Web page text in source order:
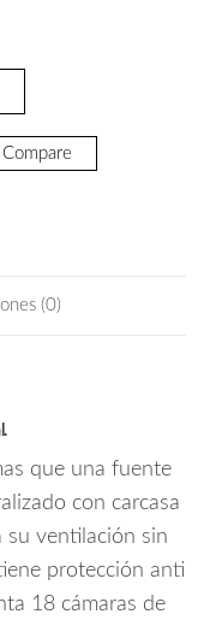
Compare
(0)
que una fuente
con carcasa
su ventilación sin
protección anti
18 cámaras de